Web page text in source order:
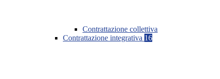
Contrattazione collettiva
Contrattazione integrativa 16